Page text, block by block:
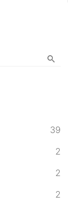
39
2
2
2